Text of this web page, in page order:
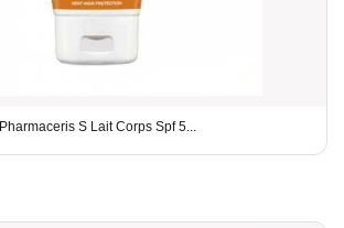
Pharmaceris S Lait Corps Spf 5...